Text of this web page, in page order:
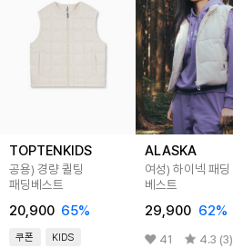
TOPTENKIDS
공용) 경량 퀼팅
패딩베스트
20,900 65%
쿠폰 KIDS
ALASKA
여성) 하이넥 패딩
베스트
29,900 62%
41 4.3 (3)